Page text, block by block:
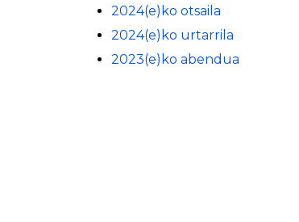
2024(e)ko otsaila
2024(e)ko urtarrila
2023(e)ko abendua